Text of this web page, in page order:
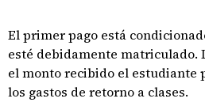
El primer pago está
esté debidamente matriculado.
el monto recibido el estudiante
los gastos de retorno a clases.